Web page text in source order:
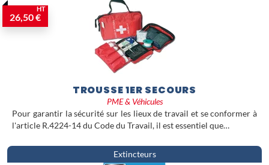
26,50 €
HT
TROUSSE 1ER SECOURS
PME & Véhicules
Pour garantir la sécurité sur les lieux de travail et se conformer à
l'article R.4224-14 du Code du Travail, il est essentiel que…
Extincteurs